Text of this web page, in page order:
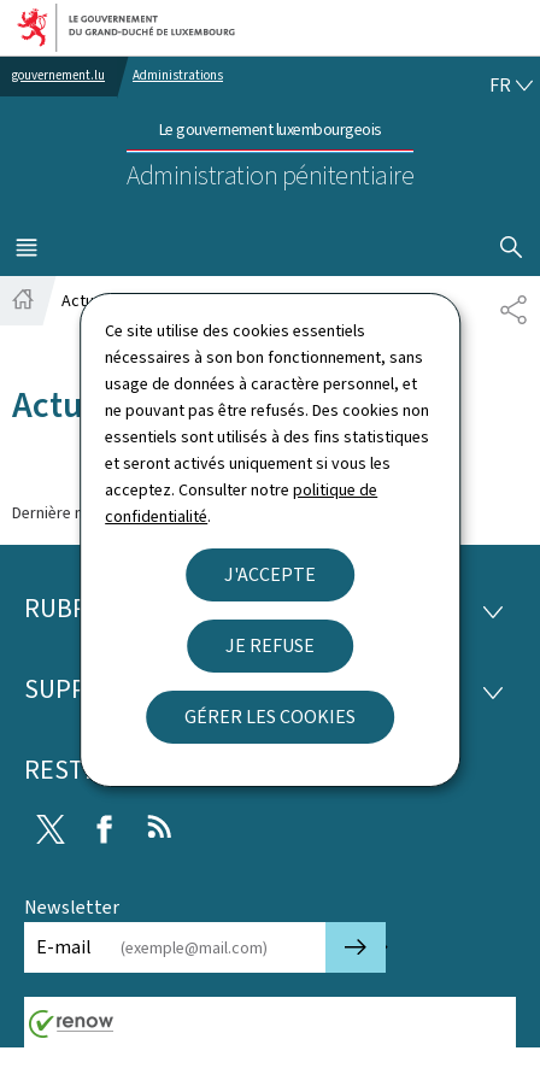
Ce site utilise des cookies essentiels
nécessaires à son bon fonctionnement, sans
usage de données à caractère personnel, et
ne pouvant pas être refusés. Des cookies non
essentiels sont utilisés à des fins statistiques
et seront activés uniquement si vous les
acceptez. Consulter notrepolitique de
confidentialité.
J'ACCEPTE
JE REFUSE
GÉRER LES COOKIES
Aller au menu principal
Aller au contenu
gouvernement.lu Administrations
Le gouvernement luxembourgeois
Administration pénitentiaire
FR
MENU
PRINCIPAL
Actualités
Actualités
Dernière modification le30.03.2026
Pied
page
RUBRIQUES
SUPPORT
RESTEZ CONNECTÉ
Twitter Facebook
Newsletter
E-mail
🡒